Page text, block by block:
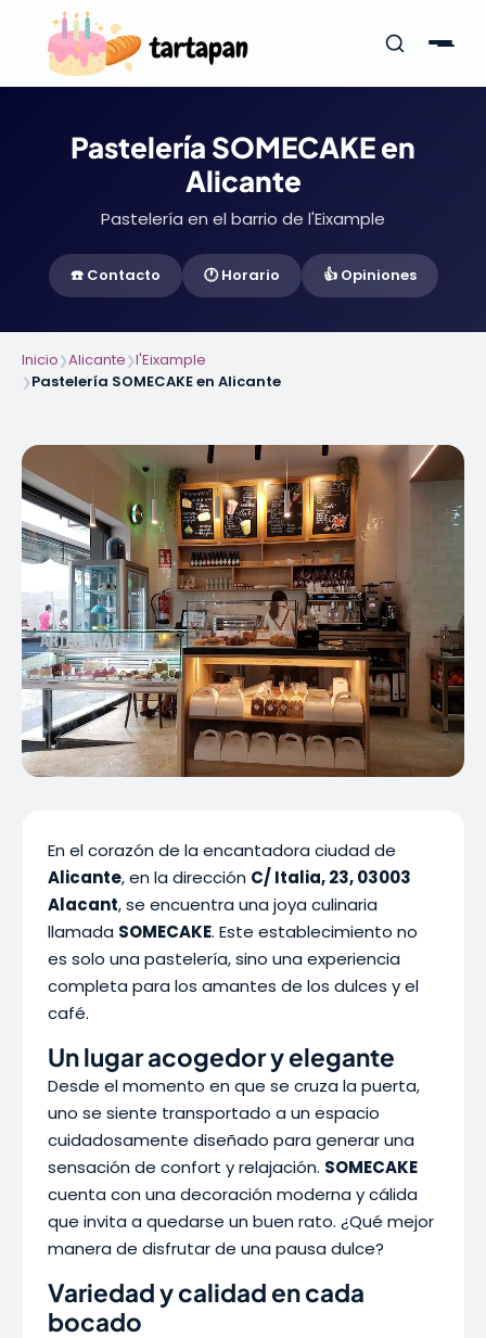
Pastelería SOMECAKE en
Alicante
Pastelería en el barrio de l'Eixample
☎️ Contacto 🕐 Horario 👍 Opiniones
Inicio❯Alicante❯l'Eixample
❯Pastelería SOMECAKE en Alicante
En el corazón de la encantadora ciudad de
Alicante, en la dirección C/ Italia, 23, 03003
Alacant, se encuentra una joya culinaria
llamada SOMECAKE. Este establecimiento no
es solo una pastelería, sino una experiencia
completa para los amantes de los dulces y el
café.
Un lugar acogedor y elegante
Desde el momento en que se cruza la puerta,
uno se siente transportado a un espacio
cuidadosamente diseñado para generar una
sensación de confort y relajación. SOMECAKE
cuenta con una decoración moderna y cálida
que invita a quedarse un buen rato. ¿Qué mejor
manera de disfrutar de una pausa dulce?
Variedad y calidad en cada
bocado